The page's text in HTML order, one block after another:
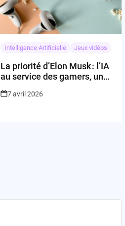
Intelligence Artificielle Jeux vidéos
La priorité d’Elon Musk : l’IA
au service des gamers, un
impasse ?
7 avril 2026